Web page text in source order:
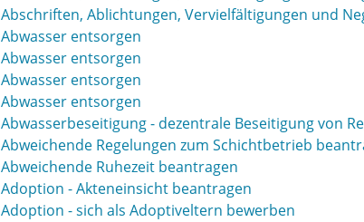
Abschriften, Ablichtungen, Vervielfältigungen und
Abwasser entsorgen
Abwasser entsorgen
Abwasser entsorgen
Abwasser entsorgen
Abwasserbeseitigung - dezentrale Beseitigung von
Abweichende Regelungen zum Schichtbetrieb
Abweichende Ruhezeit beantragen
Adoption - Akteneinsicht beantragen
Adoption - sich als Adoptiveltern bewerben